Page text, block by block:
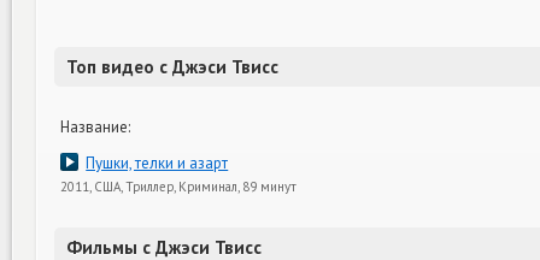
Топ видео с Джэси Твисс
Название:
Пушки, телки и азарт
2011, США, Триллер, Криминал, 89 минут
Фильмы с Джэси Твисс